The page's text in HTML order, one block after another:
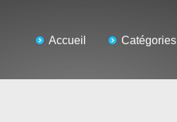
Accueil Catégories